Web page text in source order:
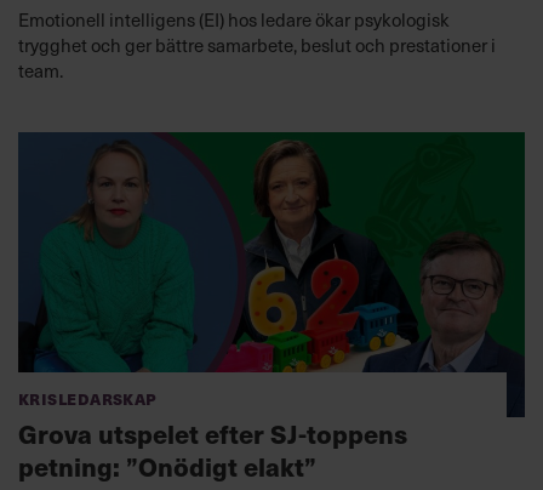
Emotionell intelligens (EI) hos ledare ökar psykologisk
trygghet och ger bättre samarbete, beslut och prestationer i
team.
Krisledarskap
Grova utspelet efter SJ-toppens
petning: ”Onödigt elakt”